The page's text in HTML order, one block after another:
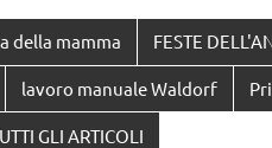
della mamma FESTE
lavoro manuale Waldorf
GLI ARTICOLI